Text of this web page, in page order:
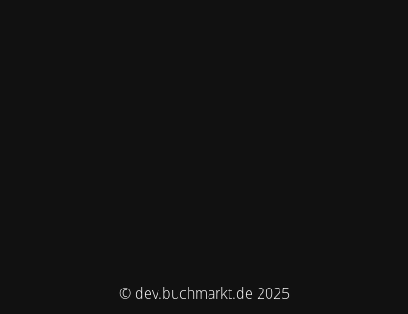
© dev.buchmarkt.de 2025